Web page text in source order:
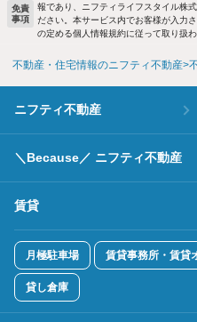
免責
事項
報であり、ニフティライフスタイル株
ださい。本サービス内でお客様が入力
の定める個人情報規約に従って取り扱わ
不動産・住宅情報のニフティ不動産
ニフティ不動産
＼Because／ ニフティ不動産
賃貸
月極駐車場 賃貸事務所・賃貸
貸し倉庫